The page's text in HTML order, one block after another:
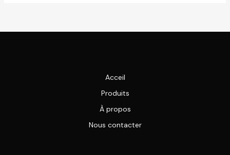
Acceil
Produits
À propos
Nous contacter